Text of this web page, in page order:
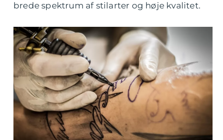
brede spektrum af stilarter og høje kvalitet.